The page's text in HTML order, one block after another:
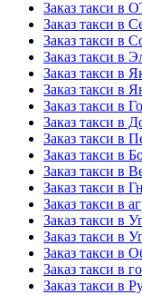
Заказ такси в
Заказ такси в
Заказ такси в
Заказ такси в
Заказ такси в
Заказ такси в
Заказ такси в
Заказ такси в
Заказ такси в
Заказ такси в
Заказ такси в
Заказ такси в
Заказ такси в
Заказ такси в
Заказ такси в
Заказ такси в
Заказ такси в
Заказ такси в